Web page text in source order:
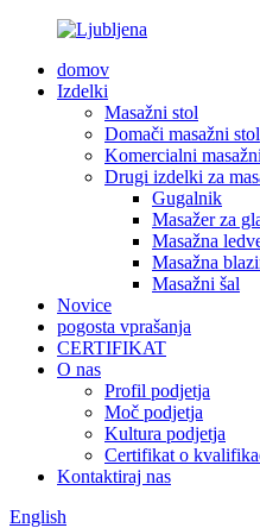
domov
Izdelki
Masažni stol
Domači masažni stol
Komercialni
Drugi izdelki za
Gugalnik
Masažer za
Masažna
Masažna
Masažni šal
Novice
pogosta vprašanja
CERTIFIKAT
O nas
Profil podjetja
Moč podjetja
Kultura podjetja
Certifikat o
Kontaktiraj nas
English